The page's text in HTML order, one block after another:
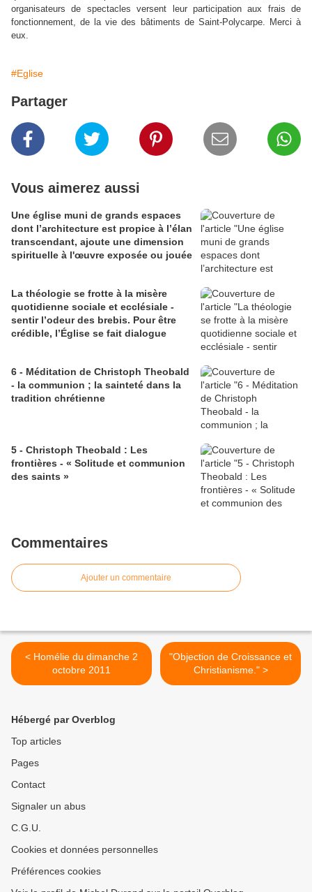
organisateurs de spectacles versent leur participation aux frais de
fonctionnement, de la vie des bâtiments de Saint-Polycarpe. Merci à
eux.
#Eglise
Partager
Vous aimerez aussi
Une église muni de grands espaces
dont l’architecture est propice à l’élan
transcendant, ajoute une dimension
spirituelle à l'œuvre exposée ou jouée
La théologie se frotte à la misère
quotidienne sociale et ecclésiale -
sentir l’odeur des brebis. Pour être
crédible, l’Église se fait dialogue
6 - Méditation de Christoph Theobald
- la communion ; la sainteté dans la
tradition chrétienne
5 - Christoph Theobald : Les
frontières - « Solitude et communion
des saints »
Commentaires
Ajouter un commentaire
< Homélie du dimanche 2
octobre 2011
"Objection de Croissance et
Christianisme." >
Hébergé par Overblog
Top articles
Pages
Contact
Signaler un abus
C.G.U.
Cookies et données personnelles
Préférences cookies